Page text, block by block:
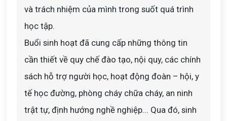
và trách nhiệm của mình trong suốt quá trình
học tập.
Buổi sinh hoạt đã cung cấp những thông tin
cần thiết về quy chế đào tạo, nội quy, các chính
sách hỗ trợ người học, hoạt động đoàn – hội, y
tế học đường, phòng cháy chữa cháy, an ninh
trật tự, định hướng nghề nghiệp... Qua đó, sinh